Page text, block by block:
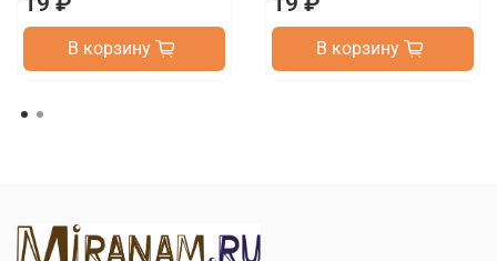
В корзину В корзину